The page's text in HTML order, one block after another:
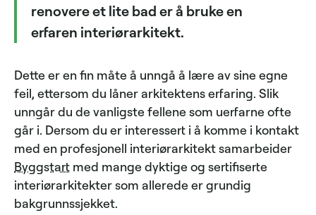
renovere et lite bad er å bruke en
erfaren interiørarkitekt.
Dette er en fin måte å unngå å lære av sine egne
feil, ettersom du låner arkitektens erfaring. Slik
unngår du de vanligste fellene som uerfarne ofte
går i. Dersom du er interessert i å komme i kontakt
med en profesjonell interiørarkitekt samarbeider
Byggstart med mange dyktige og sertifiserte
interiørarkitekter som allerede er grundig
bakgrunnssjekket.